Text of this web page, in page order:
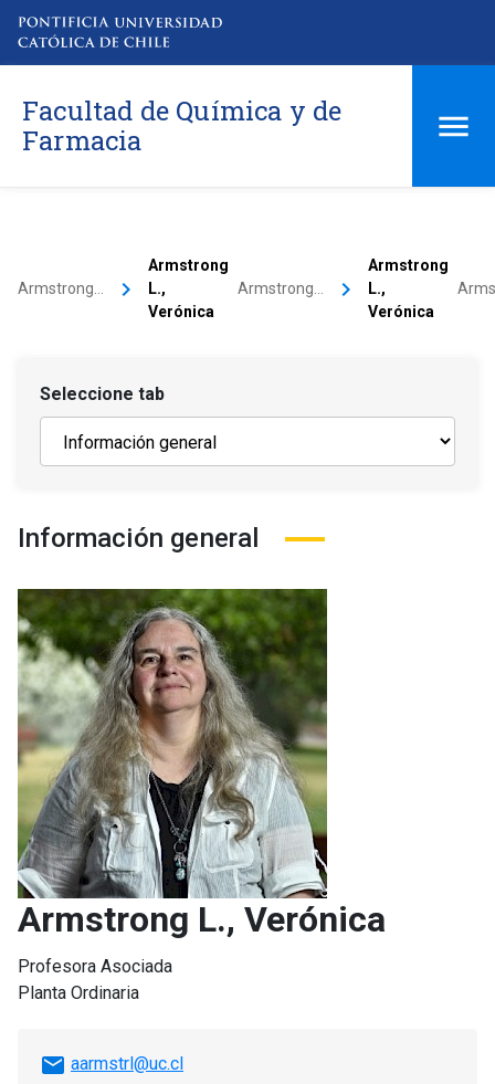
Facultad de Química y de
Farmacia
Armstrong… keyboard_arrow_right
Armstrong
L.,
Verónica
Armstrong… keyboard_arrow_right
Armstrong
L.,
Verónica
Seleccione tab
Información general
Armstrong L., Verónica
Profesora Asociada
Planta Ordinaria
email aarmstrl@uc.cl